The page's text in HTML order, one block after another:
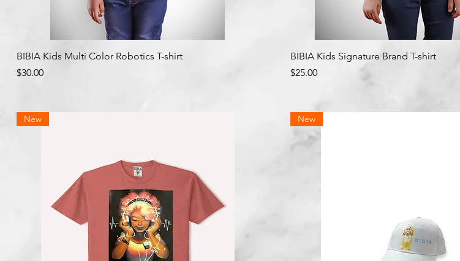
クイックビュー
BIBIA Kids Multi Color Robotics T-shirt
価格
$30.00
クイックビュー
BIBIA Kids Signature Brand T-shirt
価格
$25.00
New New